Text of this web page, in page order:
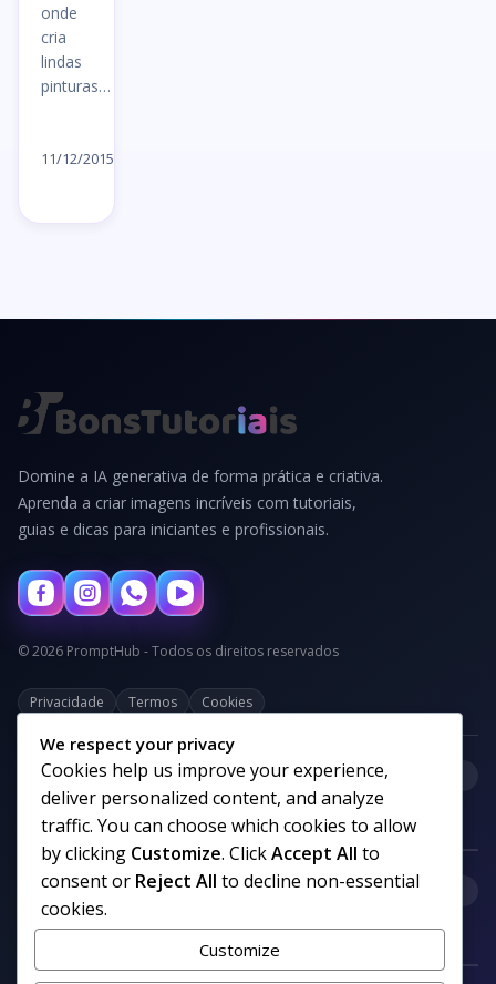
onde
cria
lindas
pinturas…
11/12/2015
Domine a IA generativa de forma prática e criativa.
Aprenda a criar imagens incríveis com tutoriais,
guias e dicas para iniciantes e profissionais.
© 2026 PromptHub - Todos os direitos reservados
Privacidade Termos Cookies
Categorias
Links uteis
We respect your privacy
Cookies help us improve your experience,
deliver personalized content, and analyze
traffic. You can choose which cookies to allow
by clicking Customize. ClickAccept All to
consent or Reject All to decline non-essential
cookies.
Customize